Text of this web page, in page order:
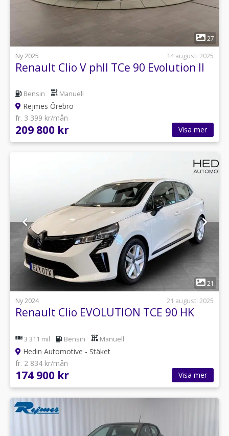
27
Ny 2025
14 augusti 2025
Renault Clio V phII TCe 90 Evolution II
Bensin Manuell
Rejmes Örebro
fr. 3 399 kr/mån
209 800 kr Visa mer
1
21
Ny 2024
21 augusti 2025
Renault Clio EVOLUTION TCE 90 HK
3 311 mil Bensin Manuell
Hedin Automotive - Stäket
fr. 2 834 kr/mån
174 900 kr Visa mer